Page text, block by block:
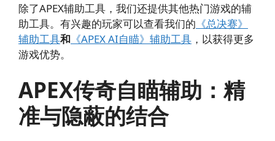
除了APEX辅助工具，我们还提供其他热门游戏的辅
助工具。有兴趣的玩家可以查看我们的 《总决赛》
辅助工具和 《APEX AI自瞄》辅助工具 ，以获得更多
游戏优势。
APEX传奇自瞄辅助：精
准与隐蔽的结合